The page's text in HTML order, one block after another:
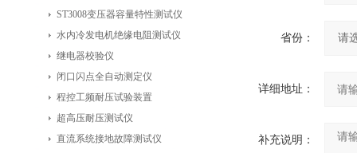
ST3008变压器容量特性测试仪
水内冷发电机绝缘电阻测试仪
继电器校验仪
闭口闪点全自动测定仪
程控工频耐压试验装置
超高压耐压测试仪
直流系统接地故障测试仪
省份：
详细地址：
补充说明：